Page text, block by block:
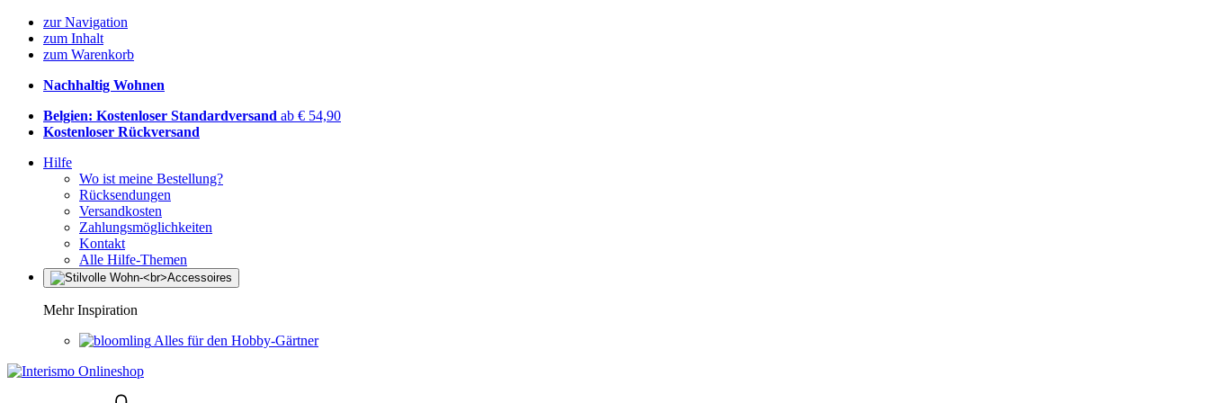
zur Navigation
zum Inhalt
zum Warenkorb
Nachhaltig Wohnen
Belgien: Kostenloser Standardversand ab € 54,90
Kostenloser Rückversand
Hilfe
Wo ist meine Bestellung?
Rücksendungen
Versandkosten
Zahlungsmöglichkeiten
Kontakt
Alle Hilfe-Themen
Mehr Inspiration
Alles für den Hobby-Gärtner